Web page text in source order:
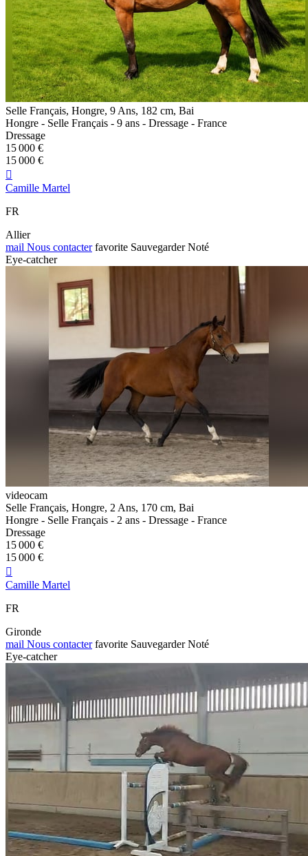
Selle Français, Hongre, 9 Ans, 182 cm, Bai
Hongre - Selle Français - 9 ans - Dressage - France
Dressage
15 000 €
15 000 €

Camille Martel
FR
Allier
mail Nous contacter favorite Sauvegarder Noté
Eye-catcher
videocam
Selle Français, Hongre, 2 Ans, 170 cm, Bai
Hongre - Selle Français - 2 ans - Dressage - France
Dressage
15 000 €
15 000 €

Camille Martel
FR
Gironde
mail Nous contacter favorite Sauvegarder Noté
Eye-catcher